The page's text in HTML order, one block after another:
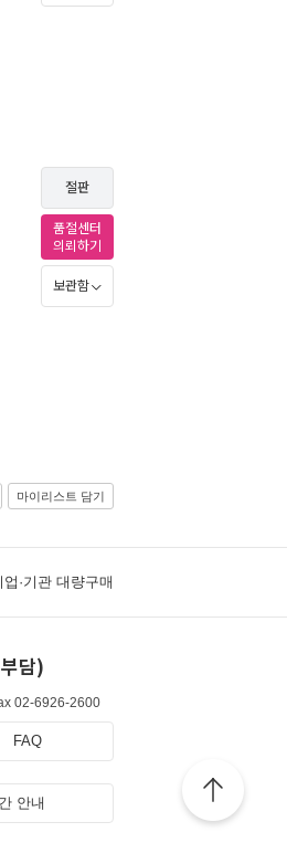
절판
품절센터
의뢰하기
보관함
마이리스트 담기
업·기관 대량구매
담)
02-6926-2600
FAQ
안내